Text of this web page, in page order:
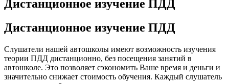
Дистанционное изучение ПДД
Дистанционное изучение ПДД
Слушатели нашей автошколы имеют возможность изучения
теории ПДД дистанционно, без посещения занятий в
автошколе. Это позволяет сэкономить Ваше время и деньги и
значительно снижает стоимость обучения. Каждый слушатель